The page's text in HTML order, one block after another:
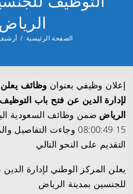
الرياض
الصفحة الرئيسية /
إعلان وظيفي بعنوان وظائف
لإدارة الدين عن فتح باب
الرياض
15 08:00:49 وجاءت
التقديم على النحو التالي
يعلن المركز الوطني لإدارة
للجنسين بمدينة الرياض